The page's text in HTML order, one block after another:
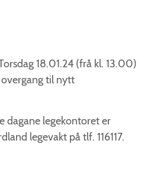
18.01.24 (frå kl. 13.00)
overgang til nytt
dagane legekontoret er
legevakt på tlf. 116117.